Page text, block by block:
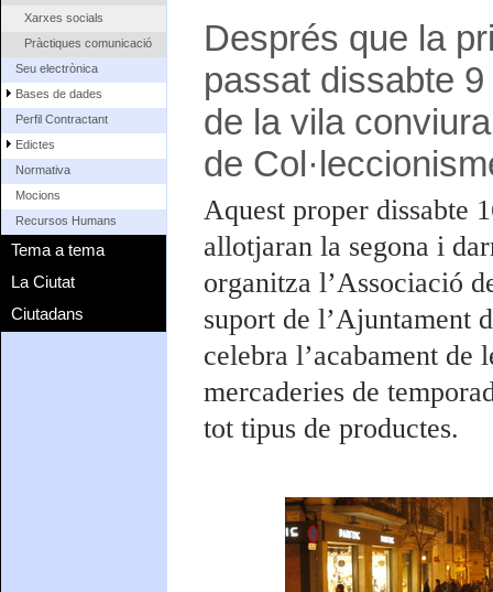
Xarxes socials
Pràctiques comunicació
Seu electrònica
Bases de dades
Perfil Contractant
Edictes
Normativa
Mocions
Recursos Humans
Tema a tema
La Ciutat
Ciutadans
Després que la
passat dissabte
de la vila
de
Aquest proper dissabte
allotjaran la segona i
organitza l’Associació
suport de l’Ajuntament
celebra l’acabament de
mercaderies de
tot tipus de productes.